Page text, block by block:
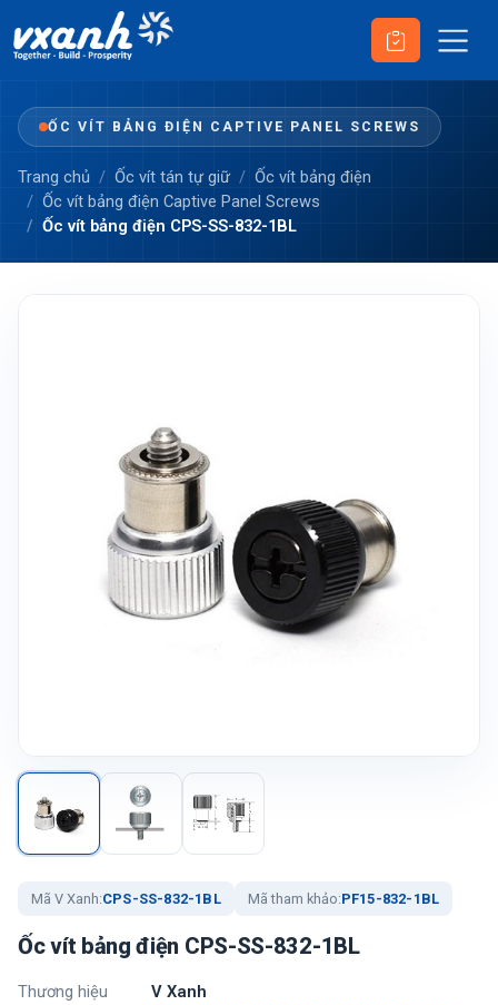
ỐC VÍT BẢNG ĐIỆN CAPTIVE PANEL SCREWS
Trang chủ Ốc vít tán tự giữ
Ốc vít bảng điện
Ốc vít bảng điện Captive Panel Screws
Ốc vít bảng điện CPS-SS-832-1BL
Mã V Xanh:CPS-SS-832-1BL Mã tham khảo:PF15-832-1BL
Ốc vít bảng điện CPS-SS-832-1BL
Thương hiệu
V Xanh